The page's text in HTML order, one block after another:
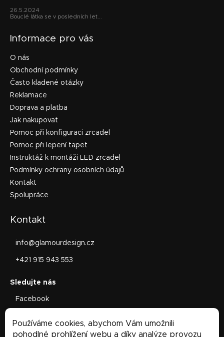
Používáme cookies, abychom Vám umožnili
pohodlné prohlížení webu a díky analýze provozu
26.5.2024
Bouclé látka se v posledních let...
Informace pro vás
O nás
Obchodní podmínky
Často kladené otázky
Reklamace
Doprava a platba
Jak nakupovat
Pomoc při konfiguraci zrcadel
Pomoc při lepení tapet
Instruktáž k montáži LED zrcadel
Podmínky ochrany osobních údajů
Kontakt
Spolupráce
Kontakt
info@glamourdesign.cz
+421 915 943 553
Facebook
Facebook